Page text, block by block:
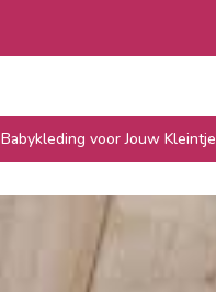
voor Jouw Kleintje